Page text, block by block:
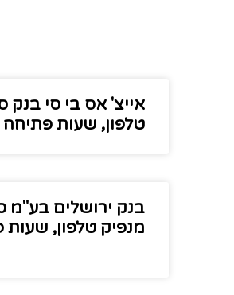
טלפון, שעות פתיחה
בנק ירושלים בע"מ
מנפיק טלפון, שעות